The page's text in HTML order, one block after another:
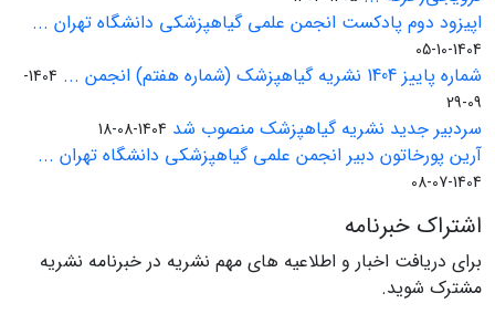
اپیزود دوم پادکست انجمن علمی گیاهپزشکی دانشگاه تهران ...
1404-10-05
شماره پاییز 1404 نشریه گیاهپزشک (شماره هفتم) انجمن ...
1404-
09-29
سردبیر جدید نشریه گیاهپزشک منصوب شد 1404-08-18
آرین پورخاتون دبیر انجمن علمی گیاهپزشکی دانشگاه تهران ...
1404-07-08
اشتراک خبرنامه
برای دریافت اخبار و اطلاعیه های مهم نشریه در خبرنامه نشریه
مشترک شوید.